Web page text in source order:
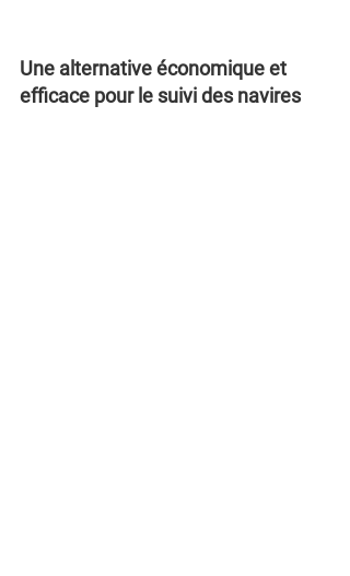
Une alternative économique et
efficace pour le suivi des navires